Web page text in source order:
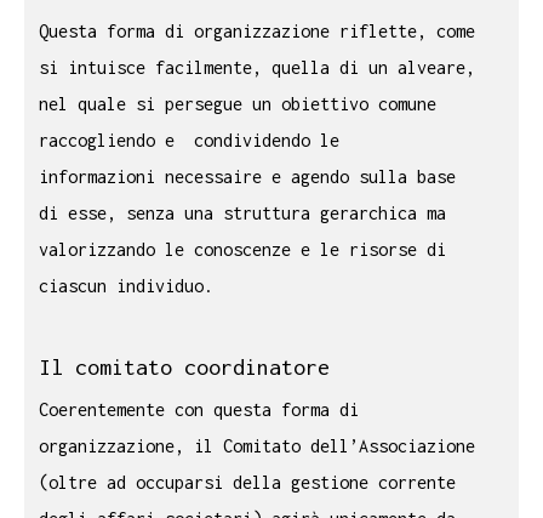
Questa forma di organizzazione riflette, come
si intuisce facilmente, quella di un alveare,
nel quale si persegue un obiettivo comune
raccogliendo e condividendo le
informazioni necessaire e agendo sulla base
di esse, senza una struttura gerarchica ma
valorizzando le conoscenze e le risorse di
ciascun individuo.
Il comitato coordinatore
Coerentemente con questa forma di
organizzazione, il Comitato dell’Associazione
(oltre ad occuparsi della gestione corrente